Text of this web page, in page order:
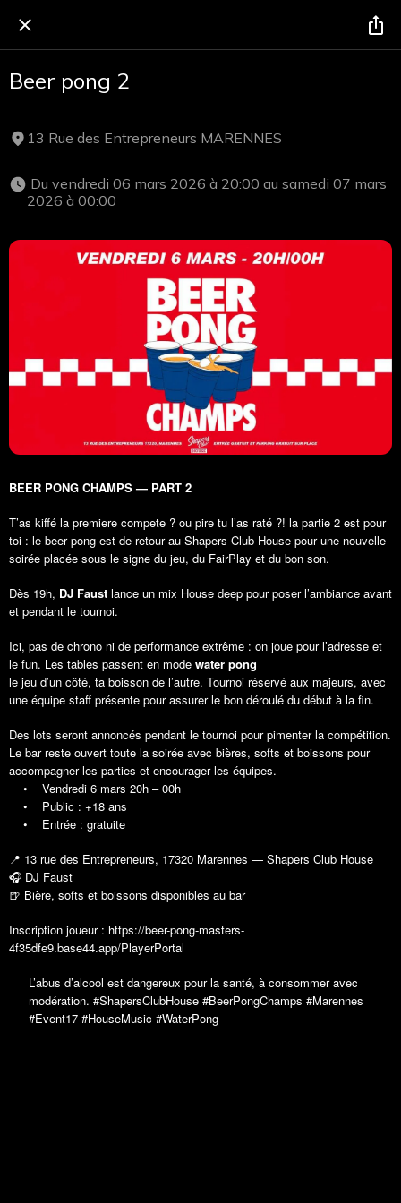
Beer pong 2
13 Rue des Entrepreneurs MARENNES
2026 à 00:00
BEER PONG CHAMPS — PART 2
T’as kiffé la premiere compete ? ou pire tu l’as raté ?! la partie 2 est pour
toi : le beer pong est de retour au Shapers Club House pour une nouvelle
soirée placée sous le signe du jeu, du FairPlay et du bon son.
Dès 19h, DJ Faust lance un mix House deep pour poser l’ambiance avant
et pendant le tournoi.
Ici, pas de chrono ni de performance extrême : on joue pour l’adresse et
le fun. Les tables passent en mode water pong
le jeu d’un côté, ta boisson de l’autre. Tournoi réservé aux majeurs, avec
une équipe staff présente pour assurer le bon déroulé du début à la fin.
Des lots seront annoncés pendant le tournoi pour pimenter la compétition.
Le bar reste ouvert toute la soirée avec bières, softs et boissons pour
accompagner les parties et encourager les équipes.
• Vendredi 6 mars 20h – 00h
• Public : +18 ans
• Entrée : gratuite
📍 13 rue des Entrepreneurs, 17320 Marennes — Shapers Club House
🎧 DJ Faust
🍺 Bière, softs et boissons disponibles au bar
Inscription joueur : https://beer-pong-masters-
4f35dfe9.base44.app/PlayerPortal
L’abus d’alcool est dangereux pour la santé, à consommer avec
modération. #ShapersClubHouse #BeerPongChamps #Marennes
#Event17 #HouseMusic #WaterPong